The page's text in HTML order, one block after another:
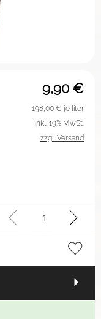
9,90 €
198,00 € je liter
inkl. 19% MwSt.
zzgl. Versand